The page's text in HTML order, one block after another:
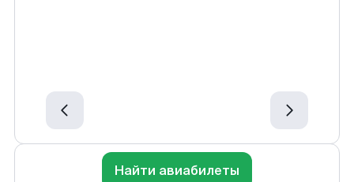
Найти авиабилеты